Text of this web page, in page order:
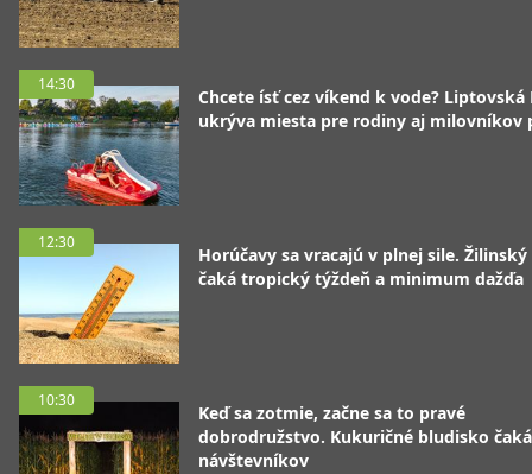
14:30
Chcete ísť cez víkend k vode? Liptovská
ukrýva miesta pre rodiny aj milovníkov
12:30
Horúčavy sa vracajú v plnej sile.
čaká tropický týždeň a minimum dažďa
10:30
Keď sa zotmie, začne sa to pravé
dobrodružstvo. Kukuričné bludisko
návštevníkov